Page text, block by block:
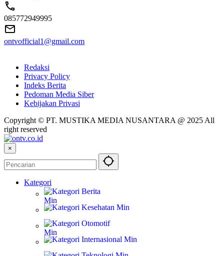
085772949995
ontvofficial1@gmail.com
Redaksi
Privacy Policy
Indeks Berita
Pedoman Media Siber
Kebijakan Privasi
Copyright © PT. MUSTIKA MEDIA NUSANTARA @ 2025 All
right reserved
×
Kategori